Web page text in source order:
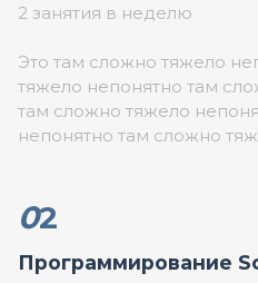
2 занятия в неделю
Это там сложно тяжело
тяжело непонятно там
там сложно тяжело
непонятно там сложно
02
Программирование